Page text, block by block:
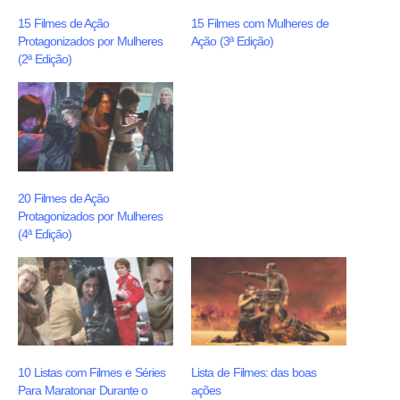
15 Filmes de Ação
Protagonizados por Mulheres
(2ª Edição)
15 Filmes com Mulheres de
Ação (3ª Edição)
20 Filmes de Ação
Protagonizados por Mulheres
(4ª Edição)
10 Listas com Filmes e Séries
Para Maratonar Durante o
Lista de Filmes: das boas
ações